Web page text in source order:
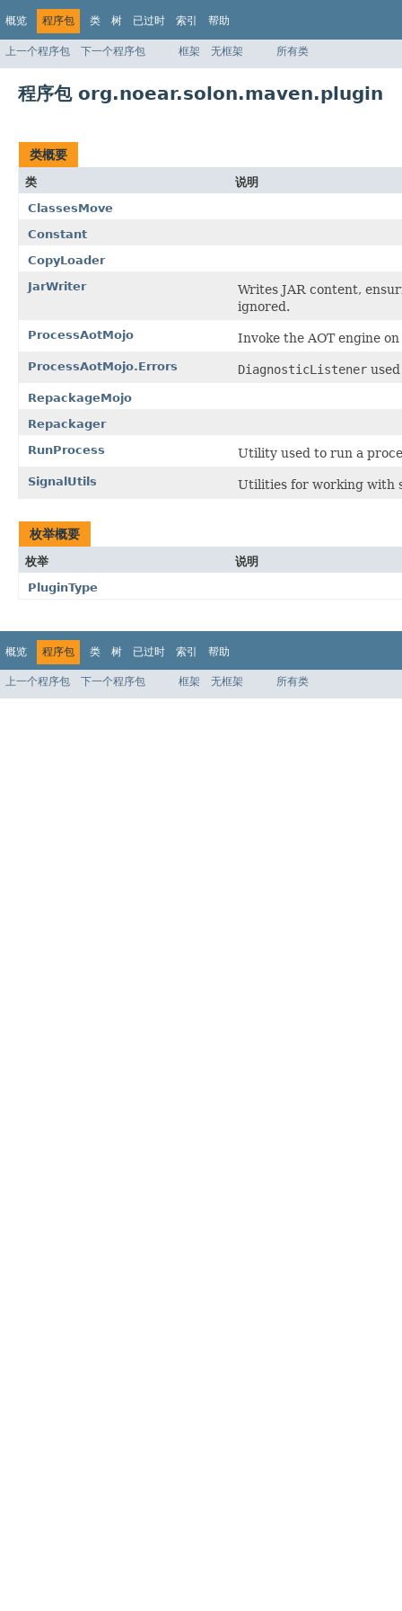
概览 程序包 类 树 已过时 索引 帮助
上一个程序包 下一个程序包 框架 无框架 所有类
程序包 org.noear.solon.maven.plugin
类概要
类
说明
ClassesMove
Constant
CopyLoader
JarWriter
Writes JAR content,
ignored.
ProcessAotMojo Invoke the AOT engine
ProcessAotMojo.Errors DiagnosticListener
RepackageMojo
Repackager
RunProcess
Utility used to run a
SignalUtils Utilities for working with
枚举概要
枚举
说明
PluginType
概览 程序包 类 树 已过时 索引 帮助
上一个程序包 下一个程序包 框架 无框架 所有类